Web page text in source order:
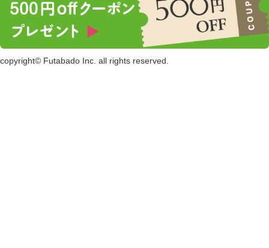
copyright© Futabado Inc. all rights reserved.